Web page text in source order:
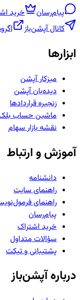
پیام‌رسان
خرید
کانال آپشن‌باز
|
ابزارها
میزکار آپشن
دیده‌بان آپشن
زنجیره قراردادها
ماشین حساب
نقشه بازار سهام
آموزش و ارتباط
دانشنامه
راهنمای سایت
راهنمای
پیام‌رسان
خرید اشتراک
سؤالات متداول
پشتیبانی و تیکت
درباره آپشن‌باز